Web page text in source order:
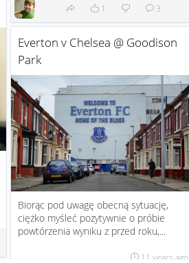
1 3
Everton v Chelsea @ Goodison
Park
Biorąc pod uwagę obecną sytuację,
ciężko myśleć pozytywnie o próbie
powtórzenia wyniku z przed roku,...
11 years ago